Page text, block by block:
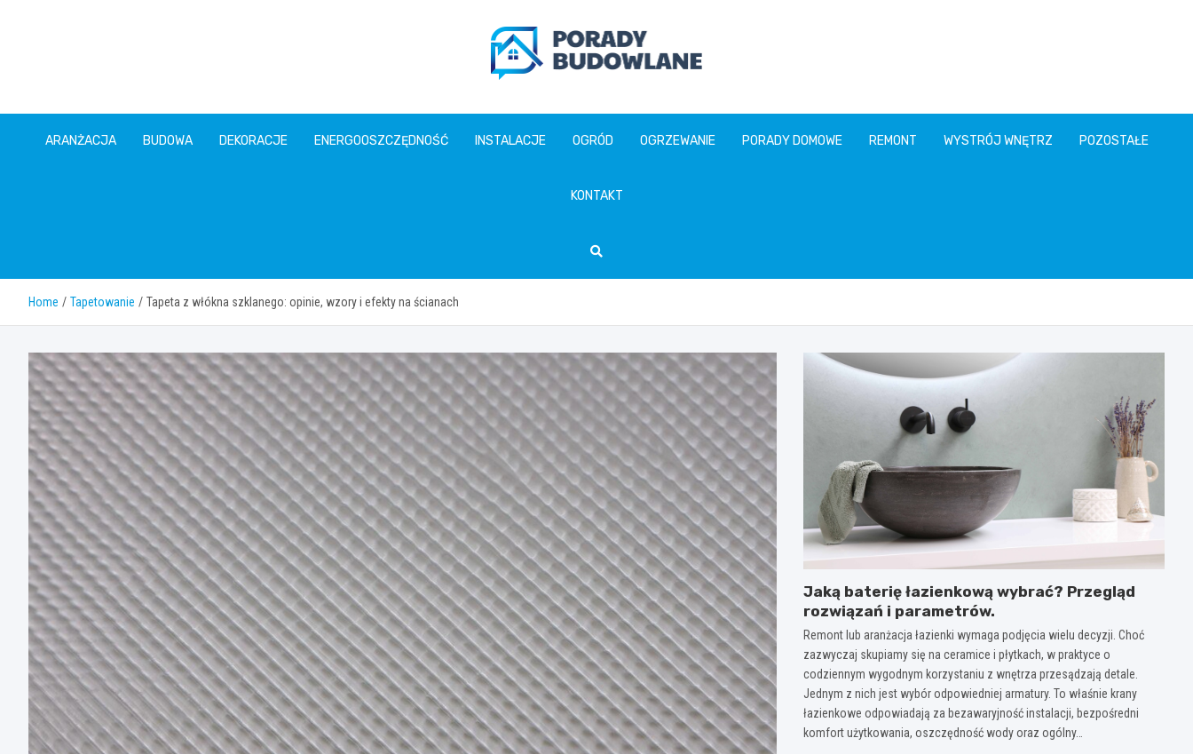
poradybudowlane.pl
ARANŻACJA BUDOWA DEKORACJE ENERGOOSZCZĘDNOŚĆ INSTALACJE OGRÓD OGRZEWANIE PORADY DOMOWE REMONT WYSTRÓJ WNĘTRZ POZOSTAŁE
KONTAKT
Home Tapetowanie Tapeta z włókna szklanego: opinie, wzory i efekty na ścianach
Jaką baterię łazienkową wybrać? Przegląd
rozwiązań i parametrów.
Remont lub aranżacja łazienki wymaga podjęcia wielu decyzji. Choć
zazwyczaj skupiamy się na ceramice i płytkach, w praktyce o
codziennym wygodnym korzystaniu z wnętrza przesądzają detale.
Jednym z nich jest wybór odpowiedniej armatury. To właśnie krany
łazienkowe odpowiadają za bezawaryjność instalacji, bezpośredni
komfort użytkowania, oszczędność wody oraz ogólny…